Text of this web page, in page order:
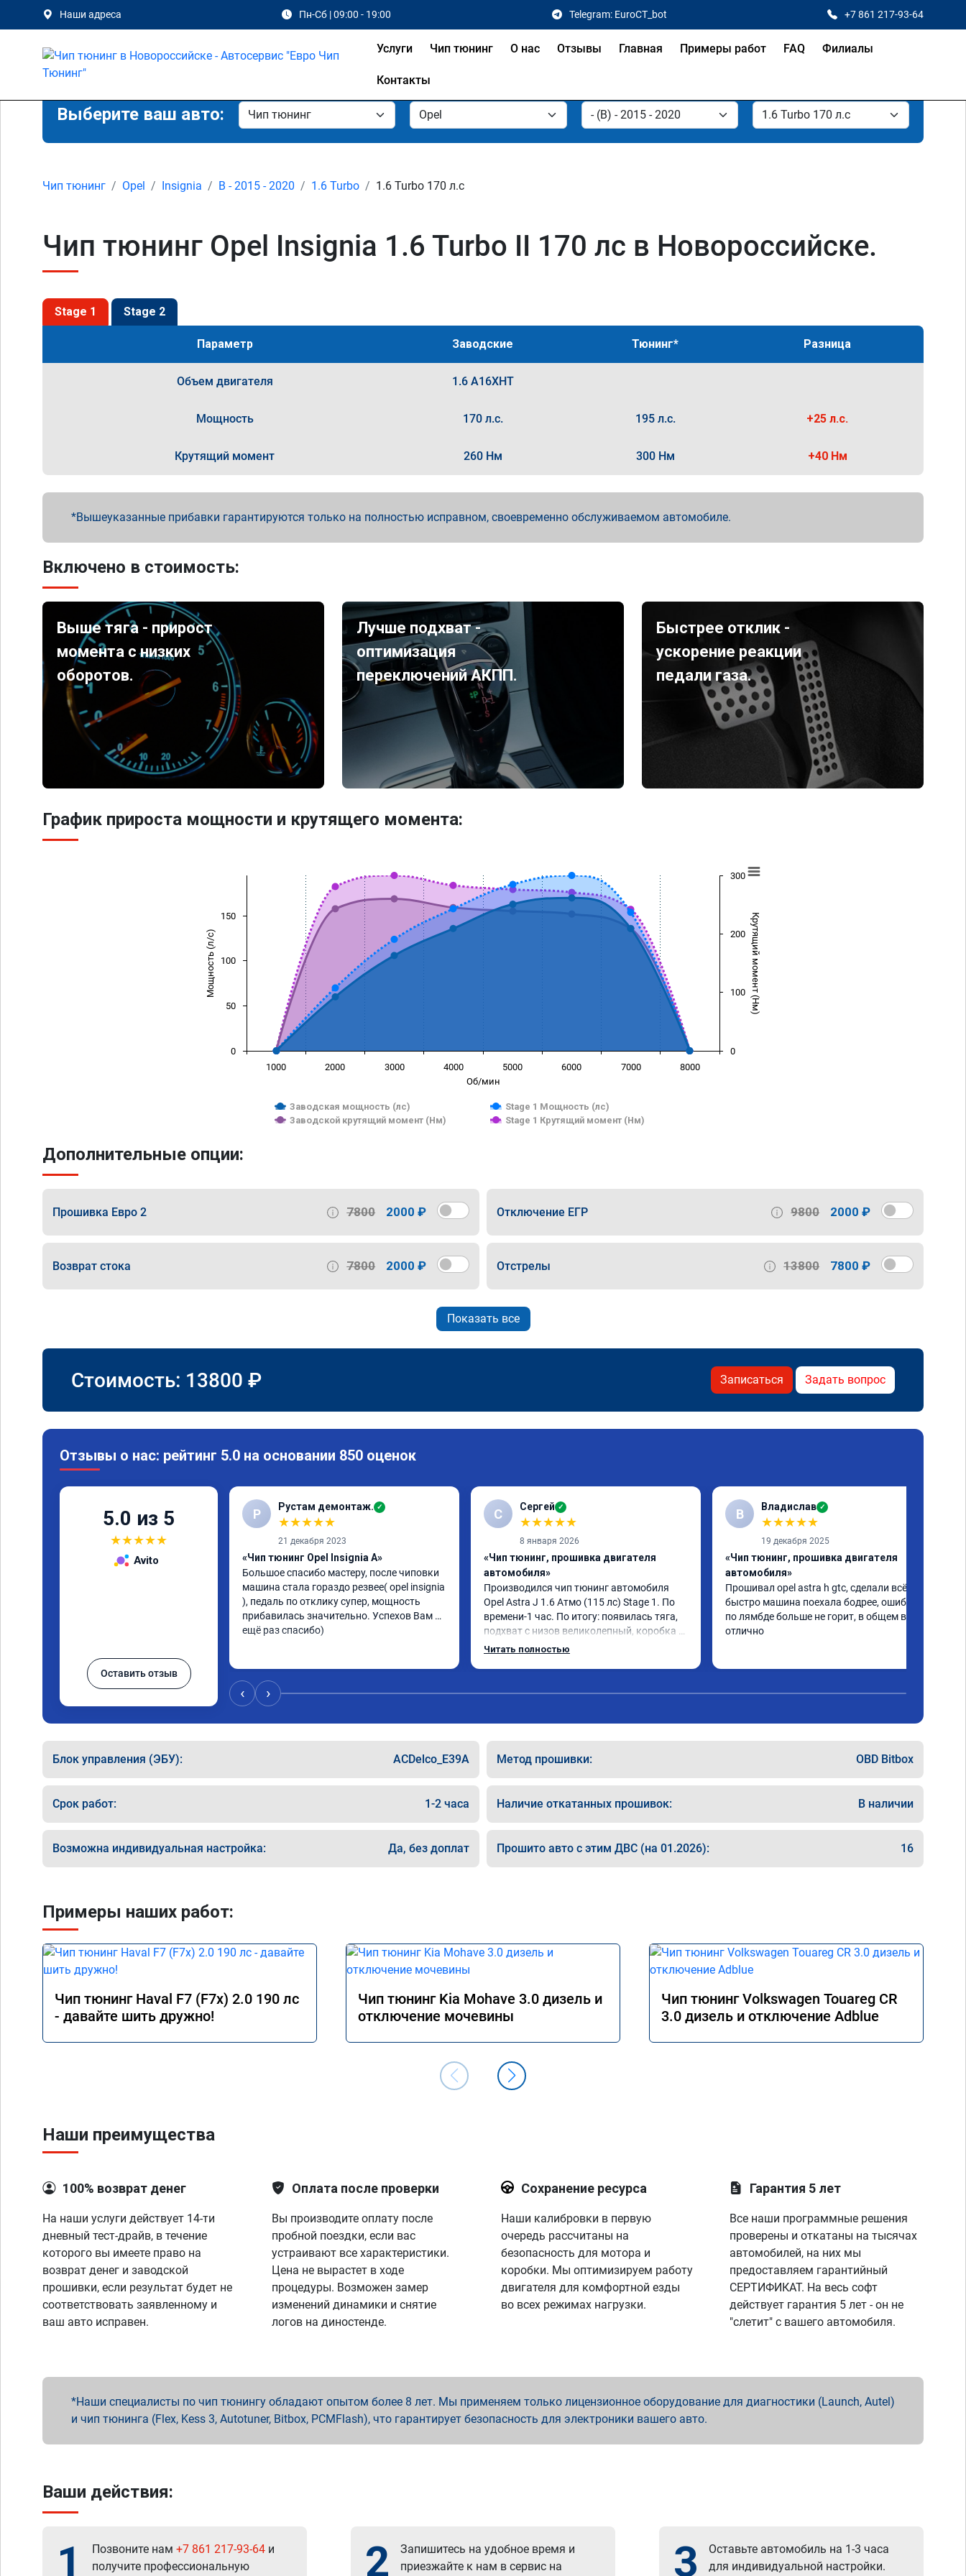
Наши адреса Пн-Сб | 09:00 - 19:00 Telegram: EuroCT_bot +7 861 217-93-64
Услуги Чип тюнинг О нас Отзывы Главная Примеры работ FAQ Филиалы
Контакты
Выберите ваш авто:
Чип тюнинг Opel Insignia B - 2015 - 2020 1.6 Turbo 1.6 Turbo 170 л.с
Чип тюнинг Opel Insignia 1.6 Turbo II 170 лс в Новороссийске.
Stage 1 Stage 2
Параметр Заводские Тюнинг* Разница
Объем двигателя 1.6 A16XHT
Мощность 170 л.с. 195 л.с. +25 л.с.
Крутящий момент 260 Нм 300 Нм +40 Нм
Вышеуказанные прибавки гарантируются только на полностью исправном, своевременно обслуживаемом автомобиле.
Включено в стоимость:
Выше тяга - прирост
момента с низких
оборотов.
Лучше подхват -
оптимизация
переключений АКПП.
Быстрее отклик -
ускорение реакции
педали газа.
График прироста мощности и крутящего момента:
Об/мин
Мощность (л/с) Крутящий момент (Нм)
Заводская мощность (лс)
Stage 1 Мощность (лс)
Заводской крутящий момент (Нм)
Stage 1 Крутящий момент (Нм)
1000 2000 3000 4000 5000 6000 7000 8000
0
50
100
150
0
100
200
300
Дополнительные опции:
Прошивка Евро 2 7800 2000 ₽ Отключение ЕГР 9800 2000 ₽
Возврат стока 7800 2000 ₽ Отстрелы 13800 7800 ₽
Показать все
Стоимость: 13800 ₽ Записаться Задать вопрос
Отзывы о нас: рейтинг 5.0 на основании 850 оценок
5.0 из 5
★★★★★
Avito
Оставить отзыв
Р Рустам демонтаж. ✓
★★★★★
21 декабря 2023
«Чип тюнинг Opel Insignia A»
Большое спасибо мастеру, после чиповки
машина стала гораздо резвее( opel insignia
), педаль по отклику супер, мощность
прибавилась значительно. Успехов Вам и
ещё раз спасибо)
С Сергей ✓
★★★★★
8 января 2026
«Чип тюнинг, прошивка двигателя
автомобиля»
Производился чип тюнинг автомобиля
Opel Astra J 1.6 Атмо (115 лс) Stage 1. По
времени-1 час. По итогу: появилась тяга,
подхват с низов великолепный, коробка
стала работать плавнее. На трассе
06.01.2026
Читать полностью
В Владислав ✓
★★★★★
19 декабря 2025
«Чип тюнинг, прошивка двигателя
автомобиля»
Прошивал opel astra h gtc, сделали всё
быстро машина поехала бодрее, ошибка
по лямбде больше не горит, в общем всё
отлично
‹ ›
Блок управления (ЭБУ): ACDelco_E39A Метод прошивки: OBD Bitbox
Срок работ: 1-2 часа Наличие откатанных прошивок: В наличии
Возможна индивидуальная настройка: Да, без доплат Прошито авто с этим ДВС (на 01.2026): 16
Примеры наших работ:
Чип тюнинг Haval F7 (F7x) 2.0 190 лс
- давайте шить дружно!
Чип тюнинг Kia Mohave 3.0 дизель и
отключение мочевины
Чип тюнинг Volkswagen Touareg CR
3.0 дизель и отключение Adblue
Наши преимущества
100% возврат денег
На наши услуги действует 14-ти
дневный тест-драйв, в течение
которого вы имеете право на
возврат денег и заводской
прошивки, если результат будет не
соответствовать заявленному и
ваш авто исправен.
Оплата после проверки
Вы производите оплату после
пробной поездки, если вас
устраивают все характеристики.
Цена не вырастет в ходе
процедуры. Возможен замер
изменений динамики и снятие
логов на диностенде.
Сохранение ресурса
Наши калибровки в первую
очередь рассчитаны на
безопасность для мотора и
коробки. Мы оптимизируем работу
двигателя для комфортной езды
во всех режимах нагрузки.
Гарантия 5 лет
Все наши программные решения
проверены и откатаны на тысячах
автомобилей, на них мы
предоставляем гарантийный
СЕРТИФИКАТ. На весь софт
действует гарантия 5 лет - он не
"слетит" с вашего автомобиля.
Наши специалисты по чип тюнингу обладают опытом более 8 лет. Мы применяем только лицензионное оборудование для диагностики (Launch, Autel)
и чип тюнинга (Flex, Kess 3, Autotuner, Bitbox, PCMFlash), что гарантирует безопасность для электроники вашего авто.
Ваши действия:
1 Позвоните нам +7 861 217-93-64 и
получите профессиональную
2
Запишитесь на удобное время и
приезжайте к нам в сервис на
3
Оставьте автомобиль на 1-3 часа
для индивидуальной настройки.